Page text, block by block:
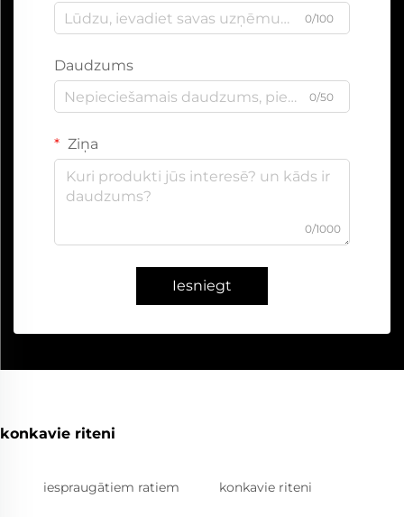
0/100
Daudzums
0/50
Ziņa
0/1000
Iesniegt
konkavie riteni
iespraugātiem ratiem konkavie riteni